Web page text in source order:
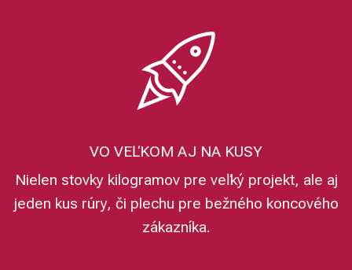
VO VEĽKOM AJ NA KUSY
Nielen stovky kilogramov pre veľký projekt, ale aj
jeden kus rúry, či plechu pre bežného koncového
zákazníka.